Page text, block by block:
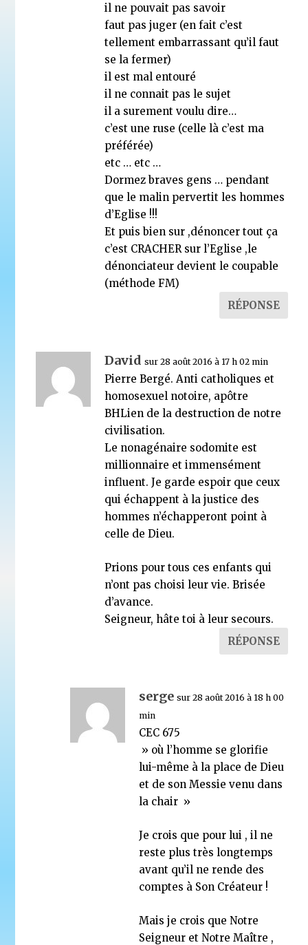
il ne pouvait pas savoir
faut pas juger (en fait c’est
tellement embarrassant qu’il faut
se la fermer)
il est mal entouré
il ne connait pas le sujet
il a surement voulu dire…
c’est une ruse (celle là c’est ma
préférée)
etc … etc …
Dormez braves gens … pendant
que le malin pervertit les hommes
d’Eglise !!!
Et puis bien sur ,dénoncer tout ça
c’est CRACHER sur l’Eglise ,le
dénonciateur devient le coupable
(méthode FM)
RÉPONSE
David sur 28 août 2016 à 17 h 02 min
Pierre Bergé. Anti catholiques et
homosexuel notoire, apôtre
BHLien de la destruction de notre
civilisation.
Le nonagénaire sodomite est
millionnaire et immensément
influent. Je garde espoir que ceux
qui échappent à la justice des
hommes n’échapperont point à
celle de Dieu.
Prions pour tous ces enfants qui
n’ont pas choisi leur vie. Brisée
d’avance.
Seigneur, hâte toi à leur secours.
RÉPONSE
serge sur 28 août 2016 à 18 h 00
min
CEC 675
» où l’homme se glorifie
lui-même à la place de Dieu
et de son Messie venu dans
la chair »
Je crois que pour lui , il ne
reste plus très longtemps
avant qu’il ne rende des
comptes à Son Créateur !
Mais je crois que Notre
Seigneur et Notre Maître ,